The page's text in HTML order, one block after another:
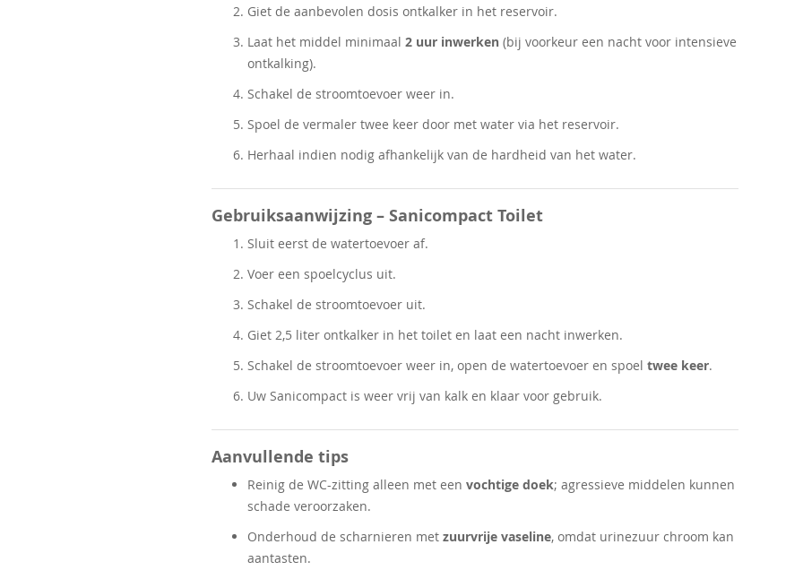
Giet de aanbevolen dosis ontkalker in het reservoir.
Laat het middel minimaal 2 uur inwerken (bij voorkeur een nacht voor intensieve
ontkalking).
Schakel de stroomtoevoer weer in.
Spoel de vermaler twee keer door met water via het reservoir.
Herhaal indien nodig afhankelijk van de hardheid van het water.
Gebruiksaanwijzing – Sanicompact Toilet
Sluit eerst de watertoevoer af.
Voer een spoelcyclus uit.
Schakel de stroomtoevoer uit.
Giet 2,5 liter ontkalker in het toilet en laat een nacht inwerken.
Schakel de stroomtoevoer weer in, open de watertoevoer en spoel twee keer.
Uw Sanicompact is weer vrij van kalk en klaar voor gebruik.
Aanvullende tips
Reinig de WC-zitting alleen met een vochtige doek; agressieve middelen kunnen
schade veroorzaken.
Onderhoud de scharnieren met zuurvrije vaseline, omdat urinezuur chroom kan
aantasten.